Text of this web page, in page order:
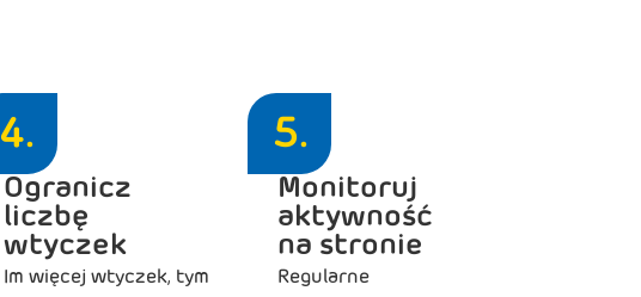
4.
Ogranicz
liczbę
wtyczek
Im więcej wtyczek, tym
5.
Monitoruj
aktywność
na stronie
Regularne